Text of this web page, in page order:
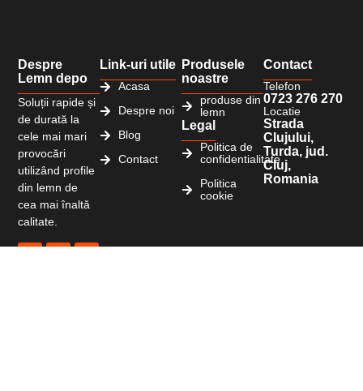
Despre
Lemn depo
Soluții rapide și
de durată la
cele mai mari
provocări
utilizând profile
din lemn de
cea mai înaltă
calitate.
Link-uri utile
Acasa
Despre noi
Blog
Contact
Produsele
noastre
produse din
lemn
Legal
Politica de
confidentialitate
Politica
cookie
Contact
Telefon
0723 276 270
Locatie
Strada
Clujului,
Turda, jud.
Cluj,
Romania